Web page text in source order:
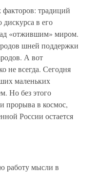
факторов: традиций
дискурса в его
«отжившим» миром.
шней поддержки
А вот
не всегда. Сегодня
маленьких
Но без этого
прорыва в космос,
России остается
работу мысли в